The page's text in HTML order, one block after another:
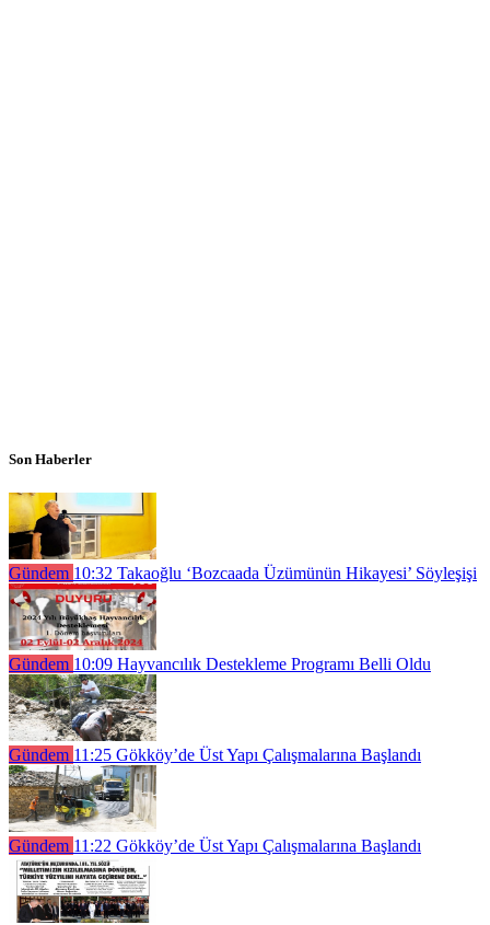
Son Haberler
Gündem 10:32 Takaoğlu ‘Bozcaada Üzümünün Hikayesi’ Söyleşişi
Gündem 10:09 Hayvancılık Destekleme Programı Belli Oldu
Gündem 11:25 Gökköy’de Üst Yapı Çalışmalarına Başlandı
Gündem 11:22 Gökköy’de Üst Yapı Çalışmalarına Başlandı